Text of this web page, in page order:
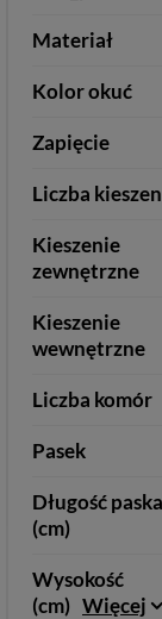
Materiał
Kolor okuć
Zapięcie
Liczba
Kieszenie
zewnętrzne
Kieszenie
wewnętrzne
Liczba komór
Pasek
Długość paska
(cm)
Wysokość
(cm) Więcej